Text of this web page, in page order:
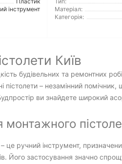
інструмент
Матеріал:
Категорія:
Київ
будівельних та ремонтних
пістолети – незамінний
ви знайдете широкий
ручний інструмент,
Його застосування значно